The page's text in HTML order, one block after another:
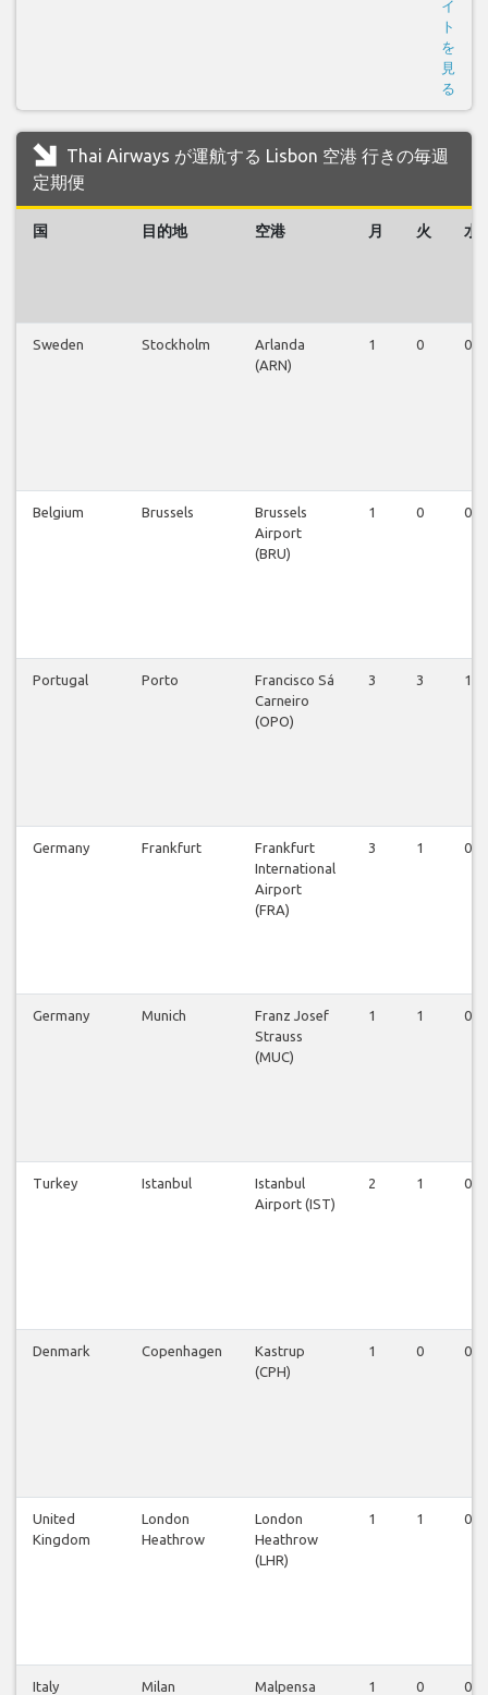
イ
ト
を
見
る
Thai Airways が運航する Lisbon 空港 行きの毎週
定期便
国 目的地 空港 月 火 水
Sweden Stockholm
Arlanda
(ARN)
1 0 0
Belgium Brussels
Brussels
Airport
(BRU)
1 0 0
Portugal Porto
Francisco Sá
Carneiro
(OPO)
3 3 1
Germany Frankfurt
Frankfurt
International
Airport
(FRA)
3 1 0
Germany Munich
Franz Josef
Strauss
(MUC)
1 1 0
Turkey Istanbul
Istanbul
Airport (IST)
2 1 0
Denmark Copenhagen
Kastrup
(CPH)
1 0 0
United
Kingdom
London
Heathrow
London
Heathrow
(LHR)
1 1 0
Italy
Milan
Malpensa
1 0 0